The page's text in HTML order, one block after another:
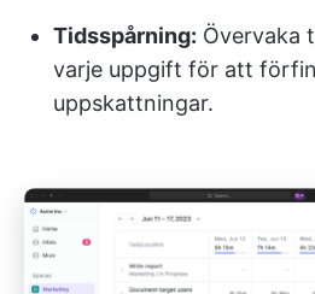
Tidsspårning: Övervaka
varje uppgift för att
uppskattningar.